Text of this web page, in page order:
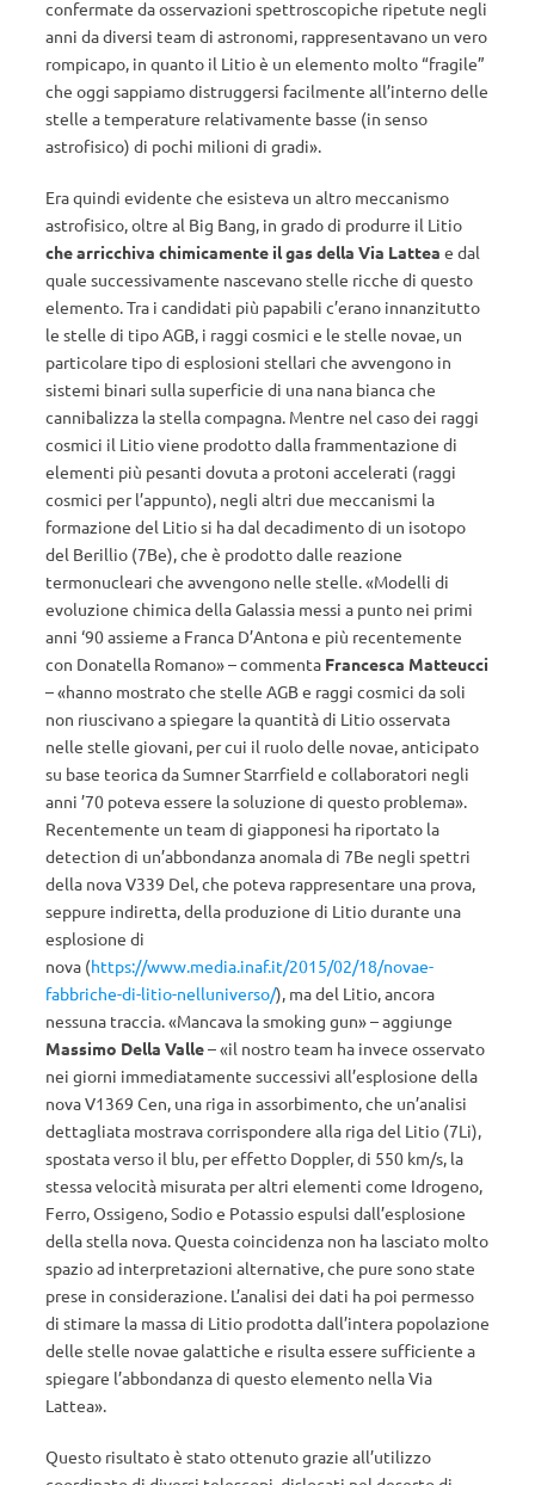
confermate da osservazioni spettroscopiche ripetute negli
anni da diversi team di astronomi, rappresentavano un vero
rompicapo, in quanto il Litio è un elemento molto “fragile”
che oggi sappiamo distruggersi facilmente all’interno delle
stelle a temperature relativamente basse (in senso
astrofisico) di pochi milioni di gradi».
Era quindi evidente che esisteva un altro meccanismo
astrofisico, oltre al Big Bang, in grado di produrre il Litio
che arricchiva chimicamente il gas della Via Lattea e dal
quale successivamente nascevano stelle ricche di questo
elemento. Tra i candidati più papabili c’erano innanzitutto
le stelle di tipo AGB, i raggi cosmici e le stelle novae, un
particolare tipo di esplosioni stellari che avvengono in
sistemi binari sulla superficie di una nana bianca che
cannibalizza la stella compagna. Mentre nel caso dei raggi
cosmici il Litio viene prodotto dalla frammentazione di
elementi più pesanti dovuta a protoni accelerati (raggi
cosmici per l’appunto), negli altri due meccanismi la
formazione del Litio si ha dal decadimento di un isotopo
del Berillio (7Be), che è prodotto dalle reazione
termonucleari che avvengono nelle stelle. «Modelli di
evoluzione chimica della Galassia messi a punto nei primi
anni ‘90 assieme a Franca D’Antona e più recentemente
con Donatella Romano» – commenta Francesca Matteucci
– «hanno mostrato che stelle AGB e raggi cosmici da soli
non riuscivano a spiegare la quantità di Litio osservata
nelle stelle giovani, per cui il ruolo delle novae, anticipato
su base teorica da Sumner Starrfield e collaboratori negli
anni ’70 poteva essere la soluzione di questo problema».
Recentemente un team di giapponesi ha riportato la
detection di un’abbondanza anomala di 7Be negli spettri
della nova V339 Del, che poteva rappresentare una prova,
seppure indiretta, della produzione di Litio durante una
esplosione di
nova (https://www.media.inaf.it/2015/02/18/novae-
fabbriche-di-litio-nelluniverso/), ma del Litio, ancora
nessuna traccia. «Mancava la smoking gun» – aggiunge
Massimo Della Valle– «il nostro team ha invece osservato
nei giorni immediatamente successivi all’esplosione della
nova V1369 Cen, una riga in assorbimento, che un’analisi
dettagliata mostrava corrispondere alla riga del Litio (7Li),
spostata verso il blu, per effetto Doppler, di 550 km/s, la
stessa velocità misurata per altri elementi come Idrogeno,
Ferro, Ossigeno, Sodio e Potassio espulsi dall’esplosione
della stella nova. Questa coincidenza non ha lasciato molto
spazio ad interpretazioni alternative, che pure sono state
prese in considerazione. L’analisi dei dati ha poi permesso
di stimare la massa di Litio prodotta dall’intera popolazione
delle stelle novae galattiche e risulta essere sufficiente a
spiegare l’abbondanza di questo elemento nella Via
Lattea».
Questo risultato è stato ottenuto grazie all’utilizzo